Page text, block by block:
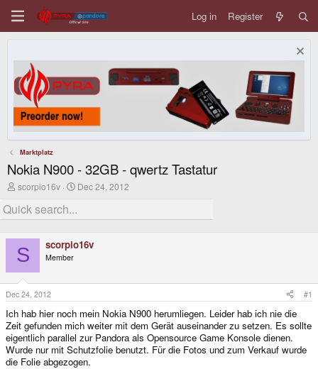
Log in Register
Marktplatz
Nokia N900 - 32GB - qwertz Tastatur
T
r
e
d
s
t
a
r
t
e
r
scorpio16v
S
r
d
a
Dec 24, 2012
S scorpio16v
Member
Dec 24, 2012 #1
Ich hab hier noch mein Nokia N900 herumliegen. Leider hab ich nie die
Zeit gefunden mich weiter mit dem Gerät auseinander zu setzen. Es sollte
eigentlich parallel zur Pandora als Opensource Game Konsole dienen.
Wurde nur mit Schutzfolie benutzt. Für die Fotos und zum Verkauf wurde
die Folie abgezogen.